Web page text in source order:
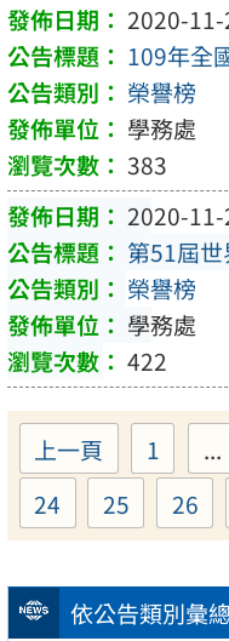
依公告類別彙
2020-
109年全
榮譽榜
學務處
383
2020-
第51屆
榮譽榜
學務處
422
上一頁 Page
1 ...
Page
24 Page
25 26